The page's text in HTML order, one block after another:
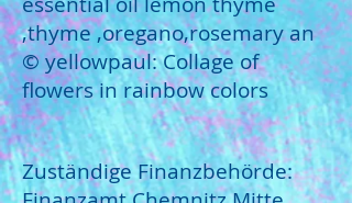
,thyme ,oregano,rosemary an
©yellowpaul:Collage of
flowers in rainbow colors
Zuständige Finanzbehörde: